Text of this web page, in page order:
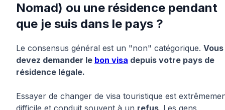
Nomad) ou une résidence pendant
que je suis dans le pays ?
Le consensus général est un "non" catégorique. Vous
devez demander le bon visa depuis votre pays de
résidence légale.
Essayer de changer de visa touristique est